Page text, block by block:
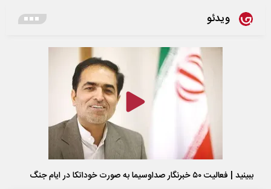
ویدئو
ببینید | فعالیت ۵۰ خبرنگار صداوسیما به صورت خوداتکا در ایام جنگ